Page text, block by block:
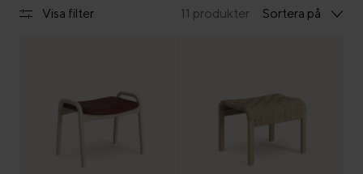
Visa filter 11 produkter Sortera på